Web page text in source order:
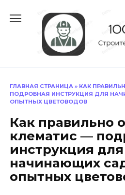
содержанию
ГЛАВНАЯ СТРАНИЦА » КАК
ПОДРОБНАЯ ИНСТРУКЦИЯ ДЛЯ
ОПЫТНЫХ ЦВЕТОВОДОВ
Как правильно
клематис —
инструкция для
начинающих
опытных